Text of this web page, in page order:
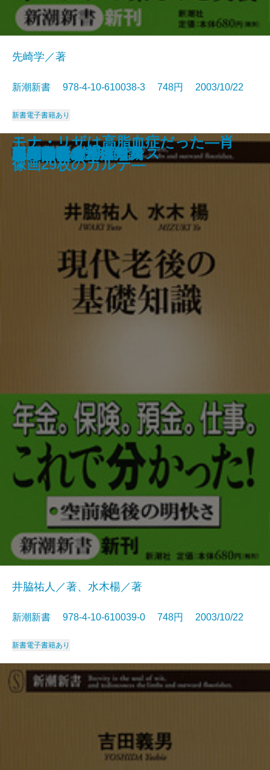
翼のある言葉
酒乱になる人、ならない人
銀行員諸君！
日本史快刀乱麻
サービスの天才たち
相性が悪い！
ディズニーの魔法
国富消失
法隆寺の智慧 永平寺の心
小博打のススメ
先崎学／著
新潮新書 978-4-10-610038-3 748円 2003/10/22
新書電子書籍あり
現代老後の基礎知識
井脇祐人／著、水木楊／著
新潮新書 978-4-10-610039-0 748円 2003/10/22
新書電子書籍あり
阪神タイガース
麻布中学と江原素六
口のきき方
路面電車ルネッサンス
モナ・リザは高脂血症だった―肖
像画29枚のカルテ―
自衛隊vs.北朝鮮
審判は見た！
足元の革命
高島易断を創った男